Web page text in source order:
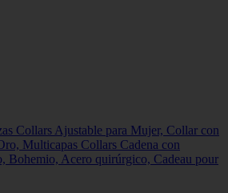
Collars Ajustable para Mujer, Collar con
Multicapas Collars Cadena con
Bohemio, Acero quirúrgico, Cadeau pour